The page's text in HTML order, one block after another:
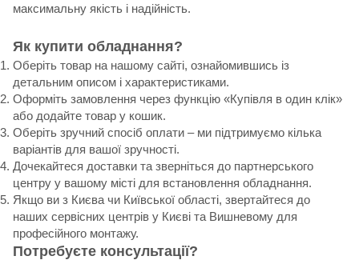
максимальну якість і надійність.
Як купити обладнання?
Оберіть товар на нашому сайті, ознайомившись із
детальним описом і характеристиками.
Оформіть замовлення через функцію «Купівля в один клік»
або додайте товар у кошик.
Оберіть зручний спосіб оплати – ми підтримуємо кілька
варіантів для вашої зручності.
Дочекайтеся доставки та зверніться до партнерського
центру у вашому місті для встановлення обладнання.
Якщо ви з Києва чи Київської області, звертайтеся до
наших сервісних центрів у Києві та Вишневому для
професійного монтажу.
Потребуєте консультації?